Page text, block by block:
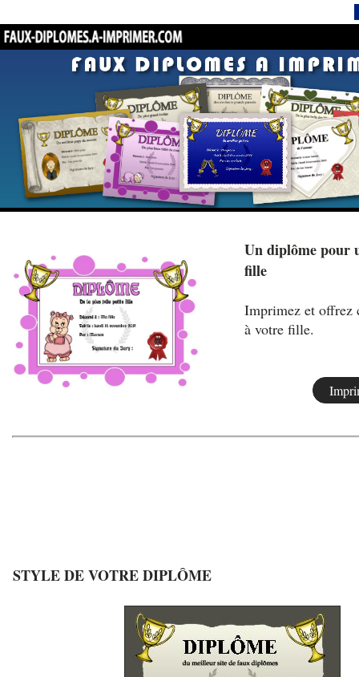
Un diplôme pour
fille
Imprimez et offrez
à votre fille.
STYLE DE VOTRE DIPLÔME